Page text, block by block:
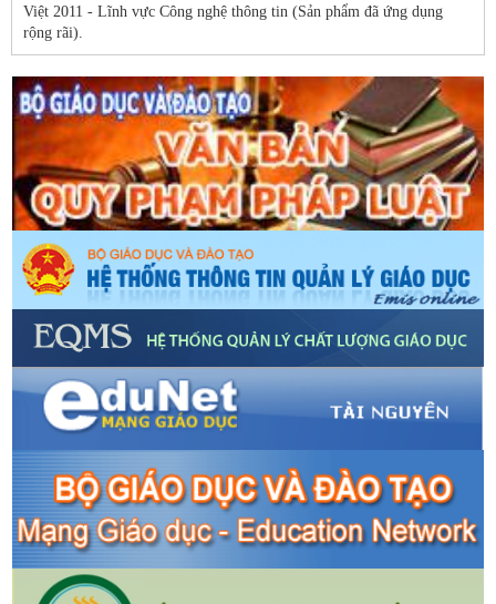
Việt 2011 - Lĩnh vực Công nghệ thông tin (Sản phẩm đã ứng dụng
rộng rãi).